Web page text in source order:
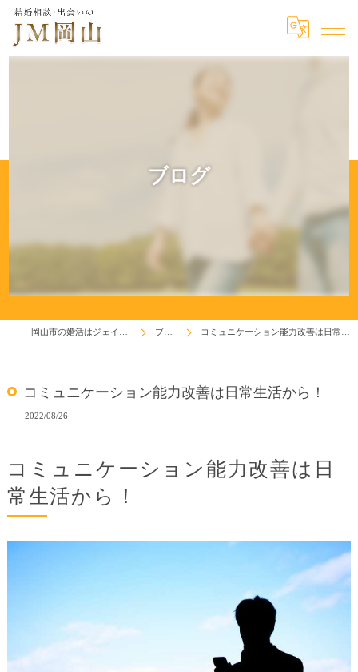
ブログ
ブログ コミュニケーション能力改善は日常生活から！
コミュニケーション能力改善は日常生活から！
2022/08/26
コミュニケーション能力改善は日
常生活から！